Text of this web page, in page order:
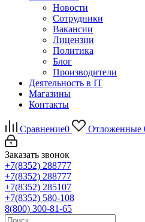
Новости
Сотрудники
Вакансии
Лицензии
Политика
Блог
Производители
Деятельность в IT
Магазины
Контакты
Сравнение0 Отложенные
Заказать звонок
+7(8352) 288777
+7(8352) 288777
+7(8352) 285107
+7(8352) 580-108
8(800) 300-81-65